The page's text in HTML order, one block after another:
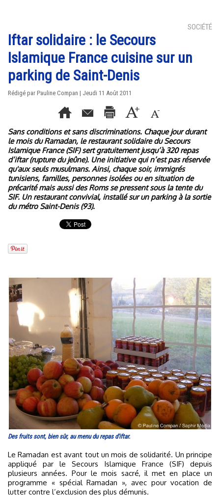
SOCIÉTÉ
Iftar solidaire : le Secours
Islamique France cuisine sur un
parking de Saint-Denis
Rédigé par Pauline Compan | Jeudi 11 Août 2011
Sans conditions et sans discriminations. Chaque jour durant
le mois du Ramadan, le restaurant solidaire du Secours
Islamique France (SIF) sert gratuitement jusqu’à 320 repas
d’iftar (rupture du jeûne). Une initiative qui n’est pas réservée
qu'aux seuls musulmans. Ainsi, chaque soir, immigrés
tunisiens, familles, personnes isolées ou en situation de
précarité mais aussi des Roms se pressent sous la tente du
SIF. Un restaurant convivial, installé sur un parking à la sortie
du métro Saint-Denis (93).
Des fruits sont, bien sûr, au menu du repas d'iftar.
Le Ramadan est avant tout un mois de solidarité. Un principe
appliqué par le Secours Islamique France (SIF) depuis
plusieurs années. Pour le mois sacré, il met en place un
programme « spécial Ramadan », avec pour vocation de
lutter contre l’exclusion des plus démunis.